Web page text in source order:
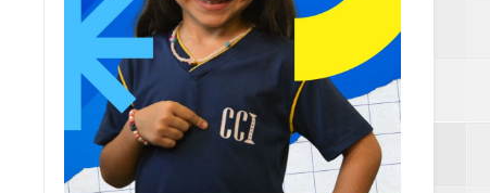
e Água Quente